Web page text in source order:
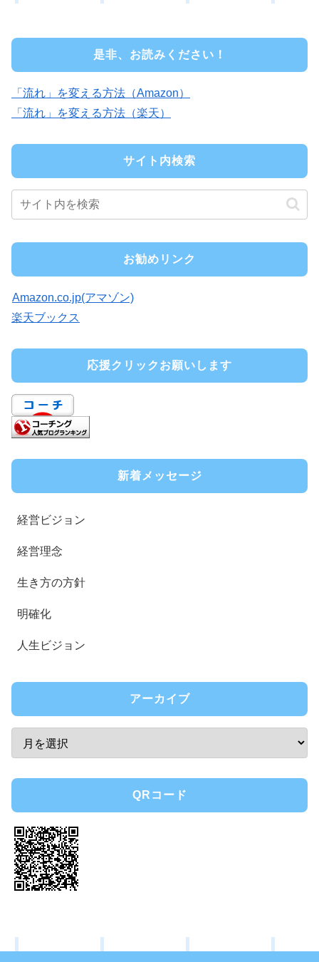
是非、お読みください！
「流れ」を変える方法（Amazon）
「流れ」を変える方法（楽天）
サイト内検索
お勧めリンク
Amazon.co.jp(アマゾン)
楽天ブックス
応援クリックお願いします
新着メッセージ
経営ビジョン
経営理念
生き方の方針
明確化
人生ビジョン
アーカイブ
QRコード